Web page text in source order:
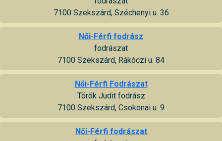
7100 Szekszárd, Széchenyi u. 36
Női-Férfi fodrász
fodrászat
7100 Szekszárd, Rákóczi u. 84
Női-Férfi Fodrászat
Török Judit fodrász
7100 Szekszárd, Csokonai u. 9
Női-Férfi fodrászat